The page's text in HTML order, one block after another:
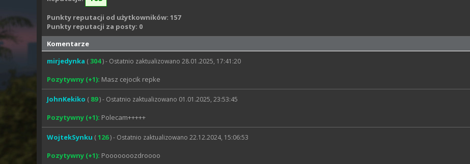
Punkty reputacji od użytkowników: 157
Punkty reputacji za posty: 0
Komentarze
mirjedynka (304) - Ostatnio zaktualizowano 28.01.2025, 17:41:20
Pozytywny (+1): Masz cejocik repke
JohnKekiko ( 89) - Ostatnio zaktualizowano 01.01.2025, 23:53:45
Pozytywny (+1): Polecam+++++
WojtekSynku (126) - Ostatnio zaktualizowano 22.12.2024, 15:06:53
Pozytywny (+1): Pooooooozdroooo